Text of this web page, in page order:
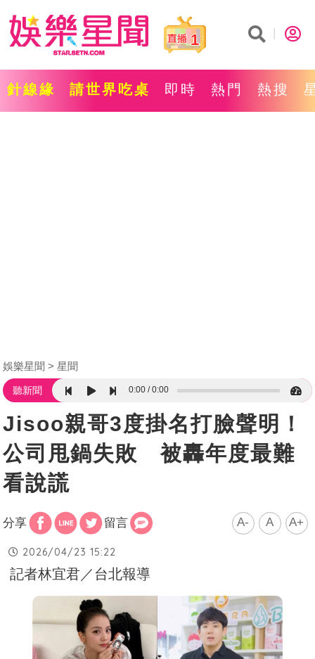
1
針線緣 請世界吃桌 即時 熱門 熱搜
娛樂星聞 星聞
聽新聞 0:00 0:00
Jisoo親哥3度掛名打臉聲明！
公司甩鍋失敗 被轟年度最難
看說謊
分享 留言 A- A A+
2026/04/23 15:22
記者林宜君／台北報導